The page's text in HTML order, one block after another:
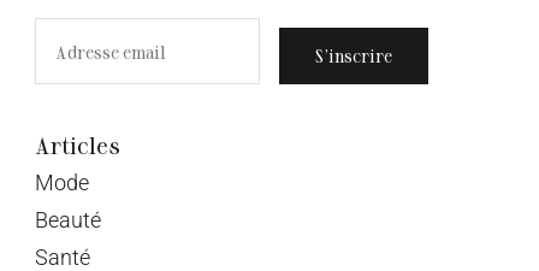
S’inscrire
Articles
Mode
Beauté
Santé